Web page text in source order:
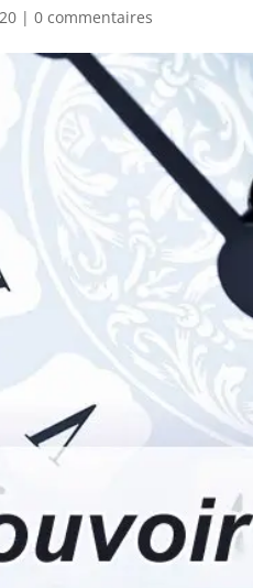
|0 commentaires